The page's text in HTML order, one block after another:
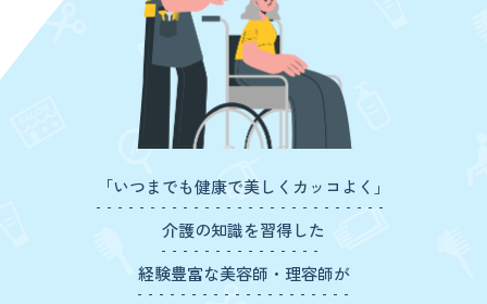
「いつまでも健康で美しくカッコよく」
介護の知識を習得した
経験豊富な美容師・理容師が